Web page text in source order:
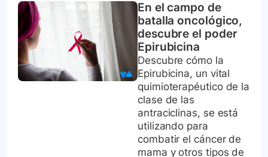
En el campo de
batalla oncológico,
descubre el poder
Epirubicina
Descubre cómo la
Epirubicina, un vital
quimioterapéutico de la
clase de las
antraciclinas, se está
utilizando para
combatir el cáncer de
mama y otros tipos de